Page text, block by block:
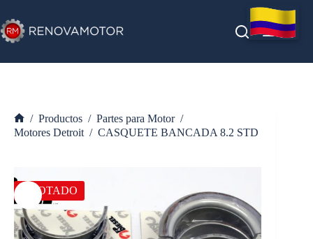
al
contenido
Inicio
/ Productos / Partes para Motor /
Motores Detroit / CASQUETE BANCADA 8.2 STD
AGOTADO